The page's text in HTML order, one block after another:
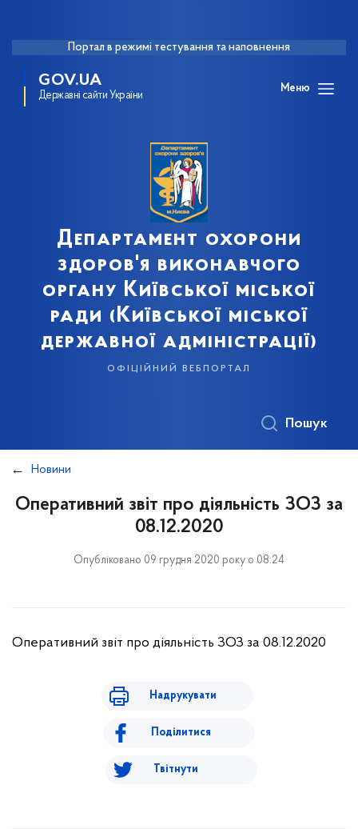
Портал в режимі тестування та наповнення
GOV.UA
Державні сайти України
Меню
Департамент охорони
здоров'я виконавчого
органу Київської міської
ради (Київської міської
державної адміністрації)
офіційний вебпортал
Пошук
Новини
Оперативний звіт про діяльність ЗОЗ за
08.12.2020
Опубліковано 09 грудня 2020 року о 08:24
Оперативний звіт про діяльність ЗОЗ за 08.12.2020
Надрукувати
Поділитися
Твітнути